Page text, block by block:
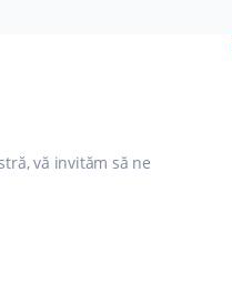
vă invităm să ne